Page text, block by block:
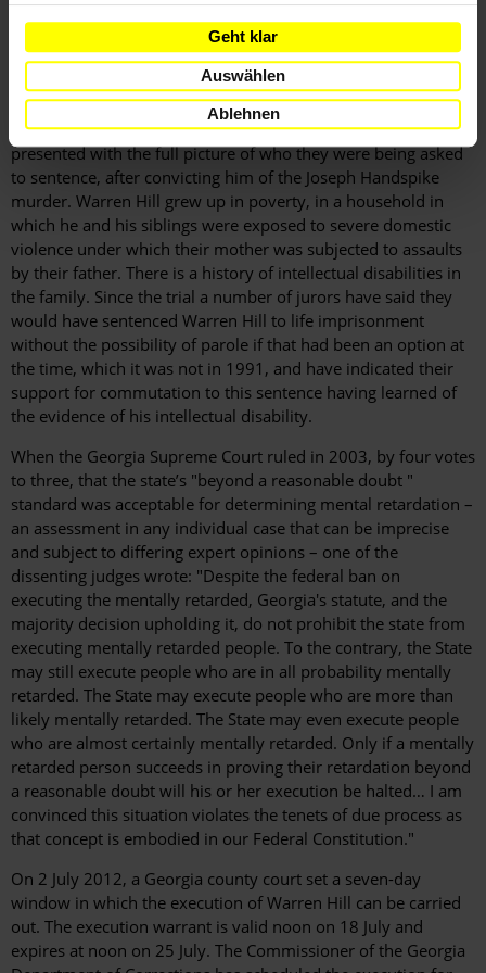
Geht klar
Auswählen
Ablehnen
incarcerated for murder. Joseph Handspike was bludgeoned
to death in the cell that the two men shared. At the time,
Warren Hill was serving a life sentence for the murder of his
girlfriend in 1986.
The jurors at Warren Hill’s trial for the 1990 murder were not
presented with the full picture of who they were being asked
to sentence, after convicting him of the Joseph Handspike
murder. Warren Hill grew up in poverty, in a household in
which he and his siblings were exposed to severe domestic
violence under which their mother was subjected to assaults
by their father. There is a history of intellectual disabilities in
the family. Since the trial a number of jurors have said they
would have sentenced Warren Hill to life imprisonment
without the possibility of parole if that had been an option at
the time, which it was not in 1991, and have indicated their
support for commutation to this sentence having learned of
the evidence of his intellectual disability.
When the Georgia Supreme Court ruled in 2003, by four votes
to three, that the state’s "beyond a reasonable doubt "
standard was acceptable for determining mental retardation –
an assessment in any individual case that can be imprecise
and subject to differing expert opinions – one of the
dissenting judges wrote: "Despite the federal ban on
executing the mentally retarded, Georgia's statute, and the
majority decision upholding it, do not prohibit the state from
executing mentally retarded people. To the contrary, the State
may still execute people who are in all probability mentally
retarded. The State may execute people who are more than
likely mentally retarded. The State may even execute people
who are almost certainly mentally retarded. Only if a mentally
retarded person succeeds in proving their retardation beyond
a reasonable doubt will his or her execution be halted… I am
convinced this situation violates the tenets of due process as
that concept is embodied in our Federal Constitution."
On 2 July 2012, a Georgia county court set a seven-day
window in which the execution of Warren Hill can be carried
out. The execution warrant is valid noon on 18 July and
expires at noon on 25 July. The Commissioner of the Georgia